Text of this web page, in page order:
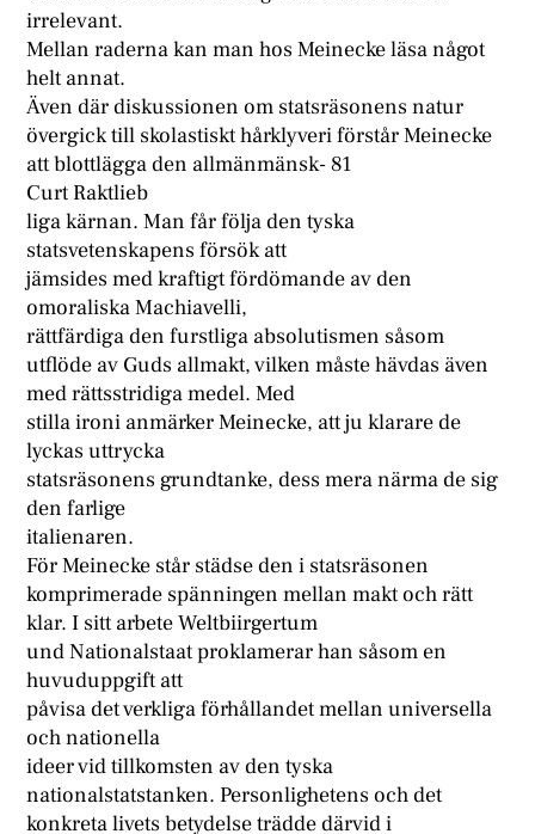
irrelevant.
Mellan raderna kan man hos Meinecke läsa något
helt annat.
Även där diskussionen om statsräsonens natur
övergick till skolastiskt hårklyveri förstår Meinecke
att blottlägga den allmänmänsk- 81
Curt Raktlieb
liga kärnan. Man får följa den tyska
statsvetenskapens försök att
jämsides med kraftigt fördömande av den
omoraliska Machiavelli,
rättfärdiga den furstliga absolutismen såsom
utflöde av Guds allmakt, vilken måste hävdas även
med rättsstridiga medel. Med
stilla ironi anmärker Meinecke, att ju klarare de
lyckas uttrycka
statsräsonens grundtanke, dess mera närma de sig
den farlige
italienaren.
För Meinecke står städse den i statsräsonen
komprimerade spänningen mellan makt och rätt
klar. I sitt arbete Weltbiirgertum
und Nationalstaat proklamerar han såsom en
huvuduppgift att
påvisa det verkliga förhållandet mellan universella
och nationella
ideer vid tillkomsten av den tyska
nationalstatstanken. Personlighetens och det
konkreta livets betydelse trädde därvid i